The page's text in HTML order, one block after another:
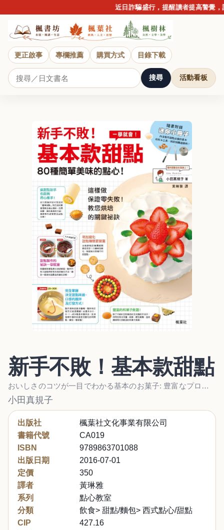
近日詐騙盛行，提醒讀者提高警覺，請
更正啟事 專欄推薦 購買方式 目錄下載
搜尋 活動看板
新手不敗！基本款甜點
おいしさのコツが一目でわかる基本のお菓子: 豊富なプロセス写真で失敗なし!
小田真規子
出版社
楓葉社文化事業有限公司
書籍代號
CA019
ISBN
9789863701088
出版日期
2016-07-01
定價
350
譯者
黃琳雅
系列
點心教室
分類
飲食> 甜點/麵包> 西式點心/甜點
CIP
427.16